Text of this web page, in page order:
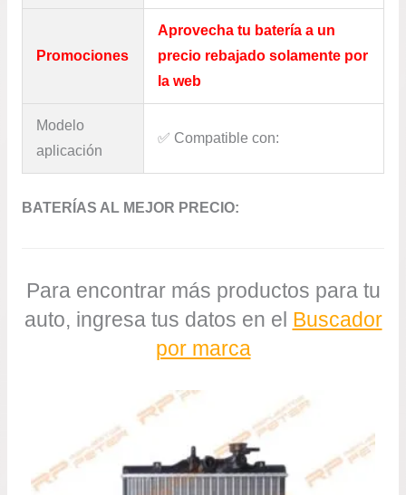
Promociones
Aprovecha tu batería a un
precio rebajado solamente por
la web
Modelo
aplicación
✅​ Compatible con:
BATERÍAS AL MEJOR PRECIO:
Para encontrar más productos para tu
auto, ingresa tus datos en el Buscador
por marca